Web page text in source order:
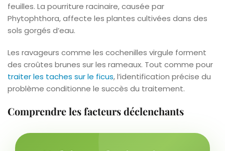
feuilles. La pourriture racinaire, causée par
Phytophthora, affecte les plantes cultivées dans des
sols gorgés d’eau.
Les ravageurs comme les cochenilles virgule forment
des croûtes brunes sur les rameaux. Tout comme pour
traiter les taches sur le ficus, l’identification précise du
problème conditionne le succès du traitement.
Comprendre les facteurs déclenchants